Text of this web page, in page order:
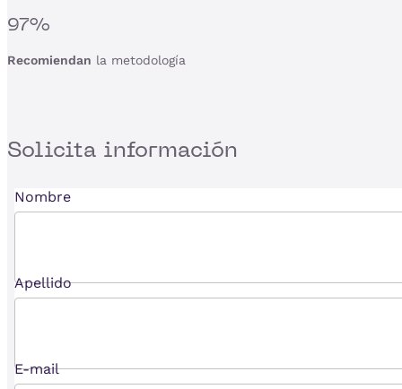
97%
Recomiendan la metodología
Solicita información